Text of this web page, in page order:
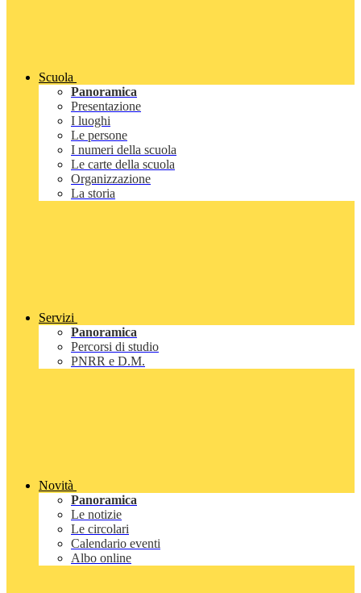
Scuola
Panoramica
Presentazione
I luoghi
Le persone
I numeri della scuola
Le carte della scuola
Organizzazione
La storia
Servizi
Panoramica
Percorsi di studio
PNRR e D.M.
Novità
Panoramica
Le notizie
Le circolari
Calendario eventi
Albo online